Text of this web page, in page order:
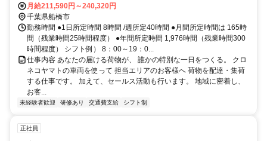
月給211,590円～240,320円
千葉県船橋市
勤務時間 ●1日所定時間 8時間 /週所定40時間 ●月間所定時間は 165時
間（残業時間25時間程度） ●年間所定時間 1,976時間（残業時間300
時間程度） シフト例） 8：00～19：0...
仕事内容 あなたの届ける荷物が、 誰かの特別な一日をつくる。 クロ
ネコヤマトの車両を使って 担当エリアのお客様へ 荷物を配達・集荷
する仕事です。 加えて、セールス活動も行います。 地域に密着し、
お客...
未経験者歓迎 研修あり 交通費支給 シフト制
正社員